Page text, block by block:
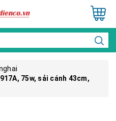
75w, sải cánh 43cm,